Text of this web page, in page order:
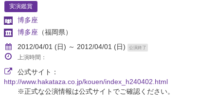
実演鑑賞
博多座
博多座 （福岡県）
2012/04/01 (日) ～ 2012/04/01 (日)
公演終了
上演時間：
公式サイト：
http://www.hakataza.co.jp/kouen/index_h240402.html
※正式な公演情報は公式サイトでご確認ください。